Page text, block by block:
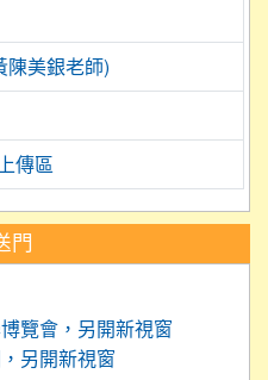
陳美銀老師)
傳區
門